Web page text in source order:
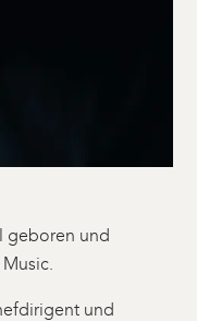
geboren und
und